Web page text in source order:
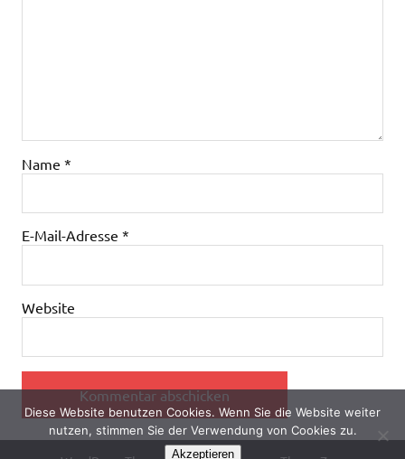
Name *
E-Mail-Adresse *
Website
Diese Website benutzen Cookies. Wenn Sie die Website weiter
nutzen, stimmen Sie der Verwendung von Cookies zu.
Akzeptieren